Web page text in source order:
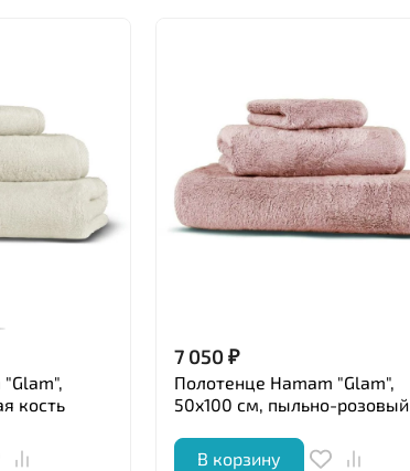
кость
7 050₽
Полотенце Hamam "Glam",
50x100 см, пыльно-розовый
В корзину